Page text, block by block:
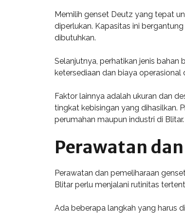
Memilih genset Deutz yang tepat
diperlukan. Kapasitas ini
dibutuhkan.
Selanjutnya, perhatikan jenis bahan
ketersediaan dan biaya
Faktor lainnya adalah ukuran dan
tingkat kebisingan yang dihasilkan.
perumahan maupun industri di Blitar.
Perawatan
Perawatan dan pemeliharaan
Blitar perlu menjalani rutinitas
Ada beberapa langkah yang harus